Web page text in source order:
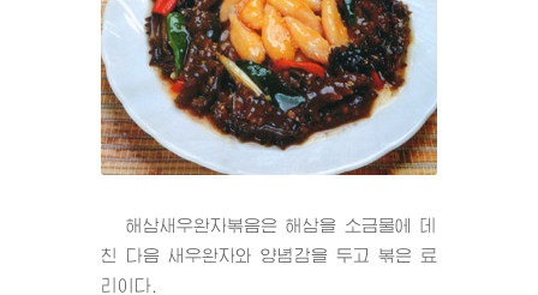
해삼새우완자볶음은 해삼을 소금물에 데
친 다음 새우완자와 양념감을 두고 볶은 료
리이다.